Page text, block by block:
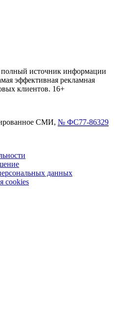
источник информации
эффективная рекламная
клиентов. 16+
СМИ, № ФС77-86329
данных
cookies